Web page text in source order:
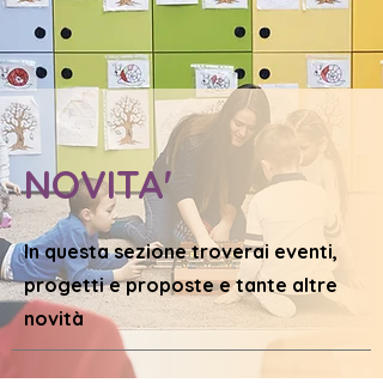
NOVITA'
In questa sezione troverai eventi,
progetti e proposte e tante altre
novità